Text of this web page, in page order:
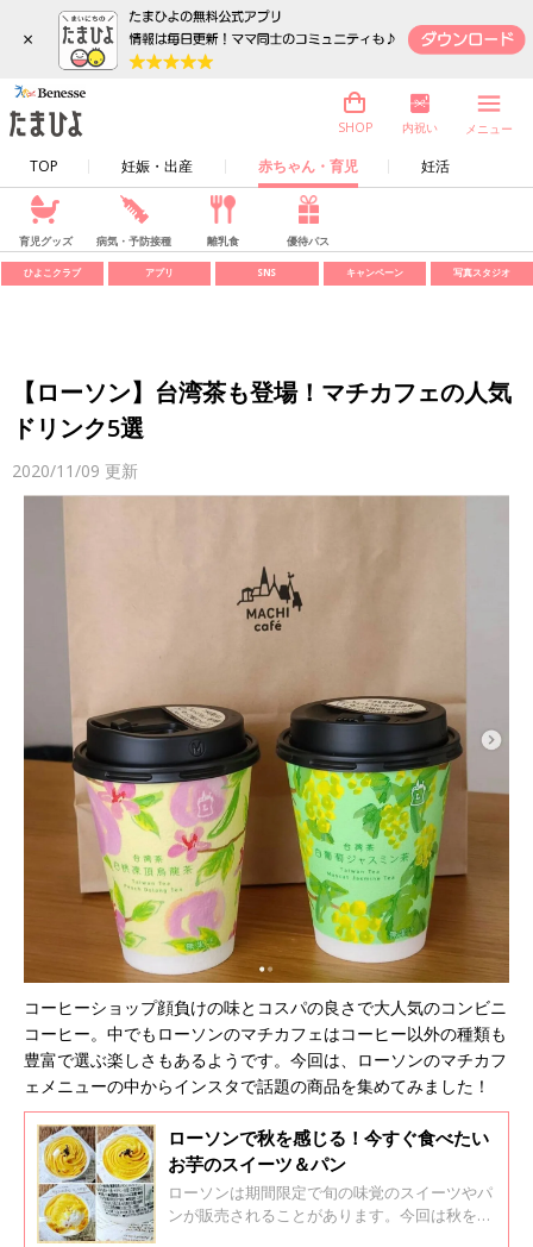
×
TOP 妊娠・出産 赤ちゃん・育児 妊活
SHOP 内祝い メニュー
育児グッズ 病気・予防接種 離乳食 優待パス
ひよこクラブ アプリ SNS キャンペーン 写真スタジオ
【ローソン】台湾茶も登場！マチカフェの人気
ドリンク5選
2020/11/09 更新
コーヒーショップ顔負けの味とコスパの良さで大人気のコンビニ
コーヒー。中でもローソンのマチカフェはコーヒー以外の種類も
豊富で選ぶ楽しさもあるようです。今回は、ローソンのマチカフ
ェメニューの中からインスタで話題の商品を集めてみました！
ローソンで秋を感じる！今すぐ食べたい
お芋のスイーツ＆パン
ローソンは期間限定で旬の味覚のスイーツやパ
ンが販売されることがあります。今回は秋を感